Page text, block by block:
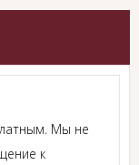
Мы не
к